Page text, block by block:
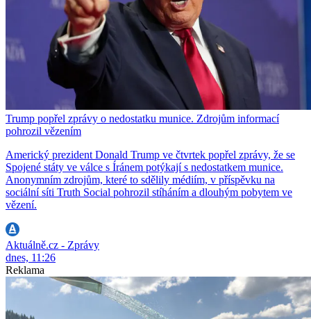
Trump popřel zprávy o nedostatku munice. Zdrojům informací
pohrozil vězením
Americký prezident Donald Trump ve čtvrtek popřel zprávy, že se
Spojené státy ve válce s Íránem potýkají s nedostatkem munice.
Anonymním zdrojům, které to sdělily médiím, v příspěvku na
sociální síti Truth Social pohrozil stíháním a dlouhým pobytem ve
vězení.
Aktuálně.cz - Zprávy
dnes, 11:26
Reklama